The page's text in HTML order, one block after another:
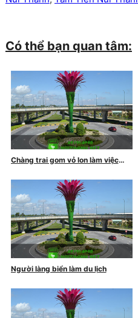
Có thể bạn quan tâm:
Chàng trai gom vỏ lon làm việc
Người làng biển làm du lịch